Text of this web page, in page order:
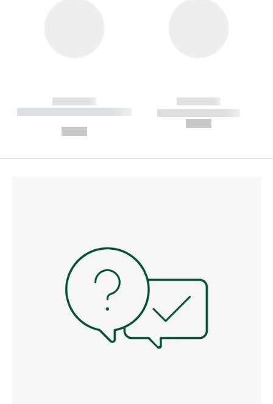
------------
----------- ----------- --------
------------
----------- -----------